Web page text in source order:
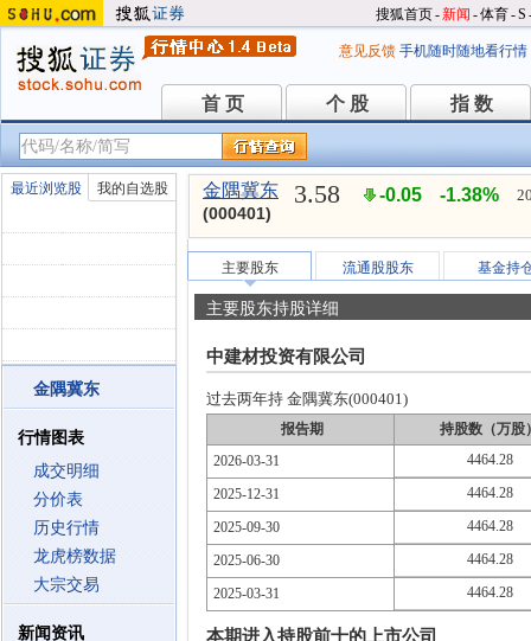
搜狐首页-新闻 -体育-S
意见反馈 手机随时随地看行情
首 页
首 页 个 股
个 股 指 数
指 数
最近浏览股 我的自选股
金隅冀东
行情图表
成交明细
分价表
历史行情
龙虎榜数据
大宗交易
新闻资讯
金隅冀东
(000401)
3.58 -0.05 -1.38%
主要股东 流通股股东 基金持
主要股东持股详细
中建材投资有限公司
过去两年持 金隅冀东(000401)
报告期
持股数（万股
2026-03-31
4464.28
2025-12-31 4464.28
2025-09-30 4464.28
2025-06-30 4464.28
2025-03-31 4464.28
本期进入持股前十的上市公司